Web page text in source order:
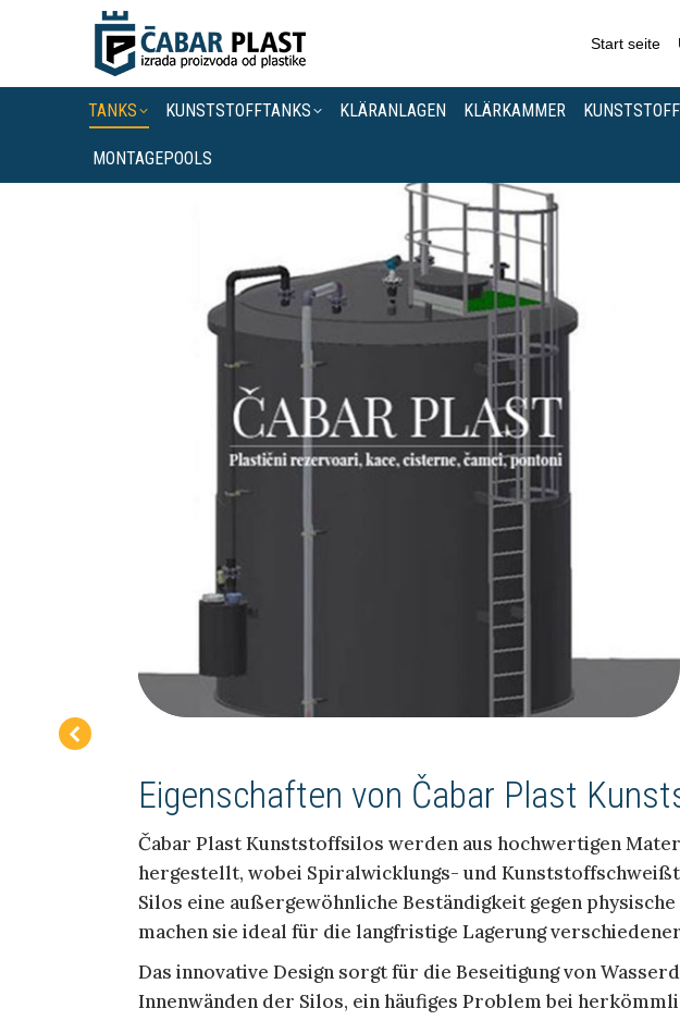
Start seite
TANKS KUNSTSTOFFTANKS KLÄRANLAGEN KLÄRKAMMER KUNSTSTOFF
MONTAGEPOOLS
Eigenschaften von Čabar Plast
Čabar Plast Kunststoffsilos werden aus hochwertigen
hergestellt, wobei Spiralwicklungs- und
Silos eine außergewöhnliche Beständigkeit gegen
machen sie ideal für die langfristige Lagerung
Das innovative Design sorgt für die Beseitigung von
Innenwänden der Silos, ein häufiges Problem bei